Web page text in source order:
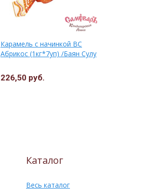
Карамель с начинкой ВС
Абрикос (1кг*7уп) /Баян Сулу
226,50 руб.
Каталог
Весь каталог